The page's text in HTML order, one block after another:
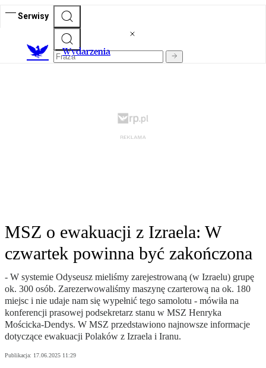
Serwisy
Wydarzenia
MSZ o ewakuacji z Izraela: W
czwartek powinna być zakończona
- W systemie Odyseusz mieliśmy zarejestrowaną (w Izraelu) grupę
ok. 300 osób. Zarezerwowaliśmy maszynę czarterową na ok. 180
miejsc i nie udaje nam się wypełnić tego samolotu - mówiła na
konferencji prasowej podsekretarz stanu w MSZ Henryka
Mościcka-Dendys. W MSZ przedstawiono najnowsze informacje
dotyczące ewakuacji Polaków z Izraela i Iranu.
Publikacja: 17.06.2025 11:29